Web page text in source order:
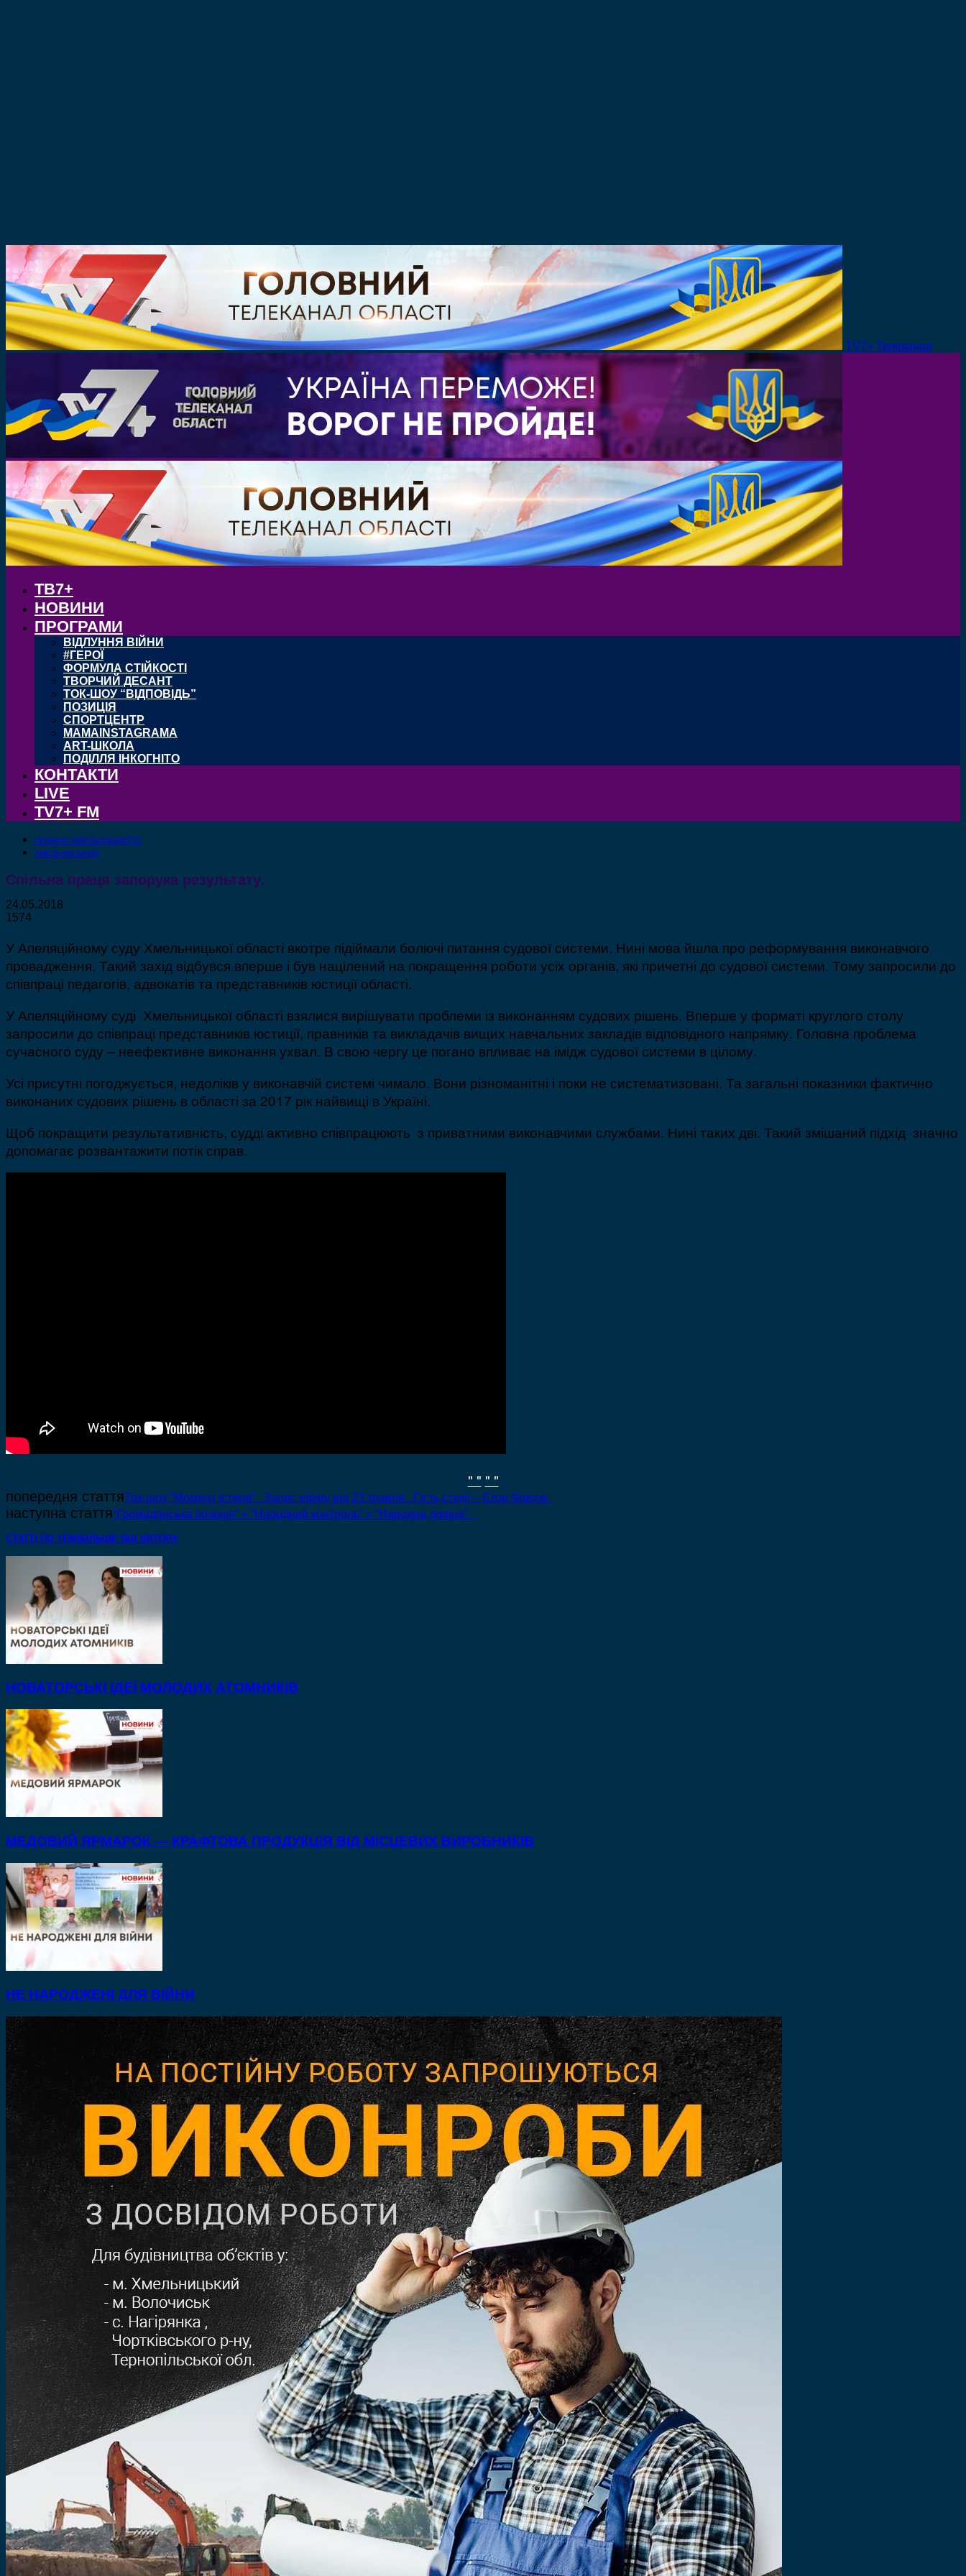
TV7+ Телеканал
ТВ7+
НОВИНИ
ПРОГРАМИ
ВІДЛУННЯ ВІЙНИ
#ГЕРОЇ
ФОРМУЛА СТІЙКОСТІ
ТВОРЧИЙ ДЕСАНТ
ТОК-ШОУ “ВІДПОВІДЬ”
ПОЗИЦІЯ
СПОРТЦЕНТР
MAMAINSTAGRAMA
ART-ШКОЛА
ПОДІЛЛЯ ІНКОГНІТО
КОНТАКТИ
LIVE
TV7+ FM
НОВИНИ ХМЕЛЬНИЦЬКОГО
ХМЕЛЬНИЦЬКИЙ
Спільна праця запорука результату.
24.05.2018
1574
У Апеляційному суду Хмельницької області вкотре підіймали болючі питання судової системи. Нині мова йшла про реформування виконавчого
провадження. Такий захід відбувся вперше і був націлений на покращення роботи усіх органів, які причетні до судової системи. Тому запросили до
співпраці педагогів, адвокатів та представників юстиції області.
У Апеляційному суді Хмельницької області взялися вирішувати проблеми із виконанням судових рішень. Вперше у форматі круглого столу
запросили до співпраці представників юстиції, правників та викладачів вищих навчальних закладів відповідного напрямку. Головна проблема
сучасного суду – неефективне виконання ухвал. В свою чергу це погано впливає на імідж судової системи в цілому.
Усі присутні погоджується, недоліків у виконавчій системі чимало. Вони різноманітні і поки не систематизовані. Та загальні показники фактично
виконаних судових рішень в області за 2017 рік найвищі в Україні.
Щоб покращити результативність, судді активно співпрацюють з приватними виконавчими службами. Нині таких дві. Такий змішаний підхід значно
допомагає розвантажити потік справ.
" " " "
попередня статтяТок-шоу “Момент істини” . Запис ефіру від 23 травня . Гість студії – Єгор Фірсов.
наступна стаття“Громадянська позиція” + “Народний контроль” = “Народна довіра”
СТАТТІ ПО ТЕМІ БІЛЬШЕ ВІД АВТОРА
НОВАТОРСЬКІ ІДЕЇ МОЛОДИХ АТОМНИКІВ
МЕДОВИЙ ЯРМАРОК — КРАФТОВА ПРОДУКЦІЯ ВІД МІСЦЕВИХ ВИРОБНИКІВ
НЕ НАРОДЖЕНІ ДЛЯ ВІЙНИ